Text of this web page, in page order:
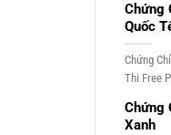
Chứng
Quốc
Chứng
Thi Free
Chứng
Xanh